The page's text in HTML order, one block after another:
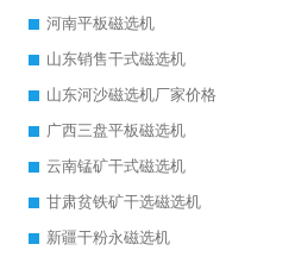
河南平板磁选机
山东销售干式磁选机
山东河沙磁选机厂家价格
广西三盘平板磁选机
云南锰矿干式磁选机
甘肃贫铁矿干选磁选机
新疆干粉永磁选机